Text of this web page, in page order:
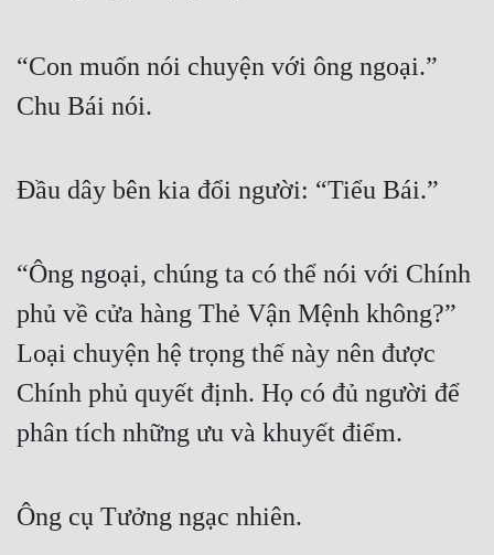
“Con muốn nói chuyện với ông ngoại.”
Chu Bái nói.
Đầu dây bên kia đổi người: “Tiểu Bái.”
“Ông ngoại, chúng ta có thể nói với Chính
phủ về cửa hàng Thẻ Vận Mệnh không?”
Loại chuyện hệ trọng thế này nên được
Chính phủ quyết định. Họ có đủ người để
phân tích những ưu và khuyết điểm.
Ông cụ Tưởng ngạc nhiên.